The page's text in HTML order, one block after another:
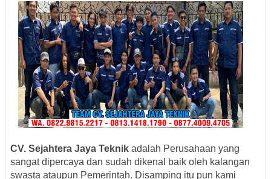
CV. Sejahtera Jaya Teknik adalah Perusahaan yang
sangat dipercaya dan sudah dikenal baik oleh kalangan
swasta ataupun Pemerintah. Disamping itu pun kami